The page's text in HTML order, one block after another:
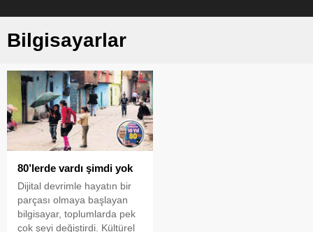
Bilgisayarlar
80’lerde vardı şimdi yok
Dijital devrimle hayatın bir
parçası olmaya başlayan
bilgisayar, toplumlarda pek
çok şeyi değiştirdi. Kültürel